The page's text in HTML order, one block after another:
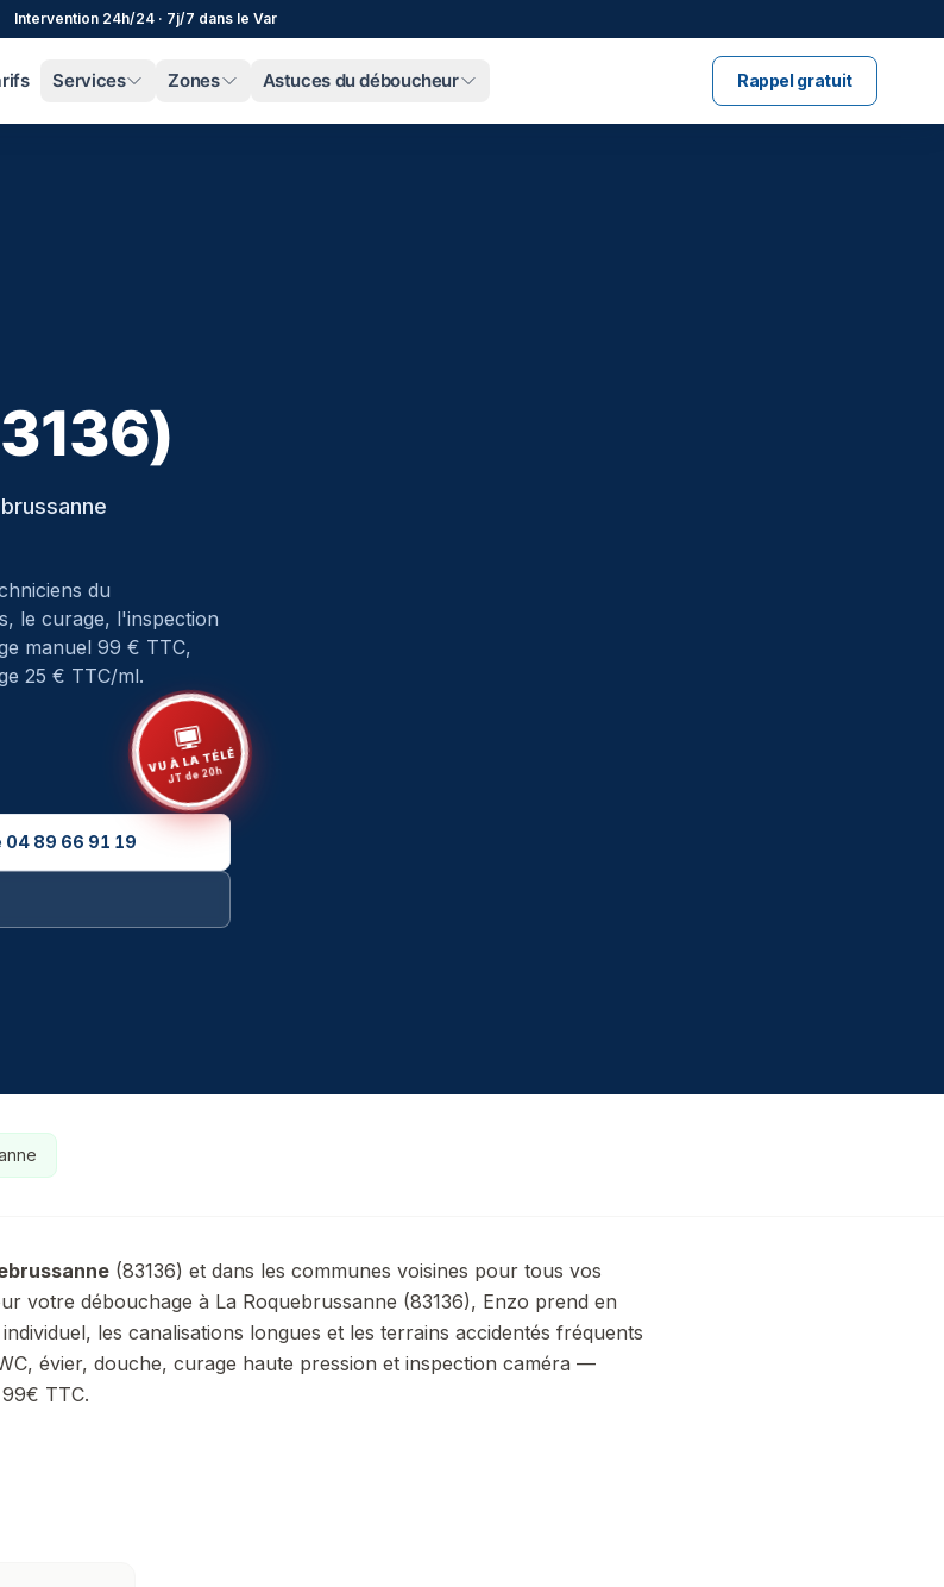
Intervention 24h/24 · 7j/7 dans le Var
Services Zones Astuces du déboucheur Rappel gratuit
du
le curage, l'inspection
manuel 99 € TTC,
25 € TTC/ml.
04 89 66 91 19
VU À LA TÉLÉ
JT de 20h
(83136) et dans les communes voisines pour tous vos
votre débouchage à La Roquebrussanne (83136), Enzo prend en
les canalisations longues et les terrains accidentés fréquents
évier, douche, curage haute pression et inspection caméra —
TTC.